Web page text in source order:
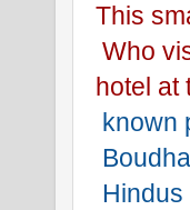
This
Who
hotel at
known
Hindus